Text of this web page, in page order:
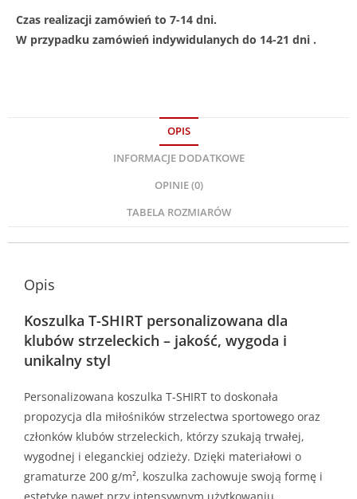
Czas realizacji zamówień to 7-14 dni.
W przypadku zamówień indywidulanych do 14-21 dni .
OPIS
INFORMACJE DODATKOWE
OPINIE (0)
TABELA ROZMIARÓW
Opis
Koszulka T-SHIRT personalizowana dla
klubów strzeleckich – jakość, wygoda i
unikalny styl
Personalizowana koszulka T-SHIRT to doskonała
propozycja dla miłośników strzelectwa sportowego oraz
członków klubów strzeleckich, którzy szukają trwałej,
wygodnej i eleganckiej odzieży. Dzięki materiałowi o
gramaturze 200 g/m², koszulka zachowuje swoją formę i